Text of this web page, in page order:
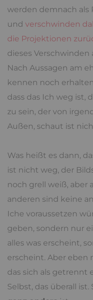
werden demnach als
und verschwinden
die Projektionen
dieses
Nach Aussagen am
kennen noch
dass das Ich weg ist,
zu sein, der von
Außen, schaut ist
Was heißt es dann,
ist nicht weg, der
noch grell weiß, aber
anderen sind keine
Iche voraussetzen
geben, sondern nur
alles was erscheint,
erscheint. Aber eben
das sich als getrennt
Selbst, das überall